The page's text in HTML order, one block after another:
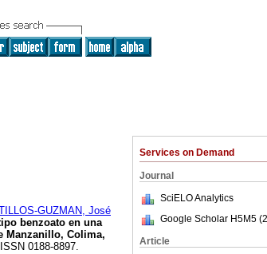
Services on Demand
Journal
SciELO Analytics
Google Scholar H5M5 (
Article
GUZMAN, José
benzoato en una
Manzanillo, Colima,
0188-8897.